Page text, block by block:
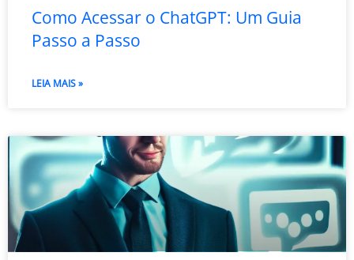
Como Acessar o ChatGPT: Um Guia
Passo a Passo
LEIA MAIS »